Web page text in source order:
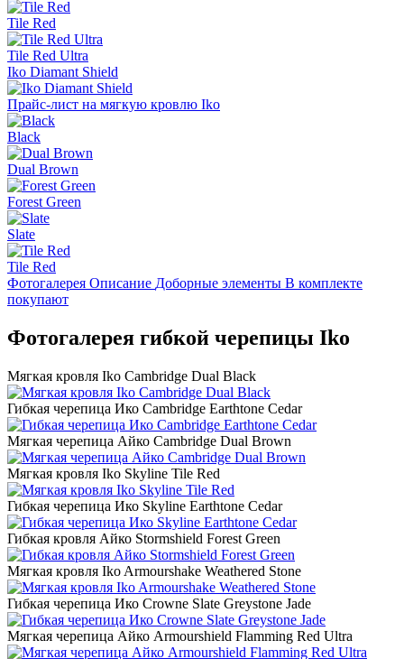
Tile Red
Tile Red Ultra
Iko Diamant Shield
Прайс-лист на мягкую кровлю Iko
Black
Dual Brown
Forest Green
Slate
Tile Red
Фотогалерея Описание Доборные элементы В комплекте
покупают
Фотогалерея гибкой черепицы Iko
Мягкая кровля Iko Cambridge Dual Black
Гибкая черепица Ико Cambridge Earthtone Cedar
Мягкая черепица Айко Cambridge Dual Brown
Мягкая кровля Iko Skyline Tile Red
Гибкая черепица Ико Skyline Earthtone Cedar
Гибкая кровля Айко Stormshield Forest Green
Мягкая кровля Iko Armourshake Weathered Stone
Гибкая черепица Ико Crowne Slate Greystone Jade
Мягкая черепица Айко Armourshield Flamming Red Ultra